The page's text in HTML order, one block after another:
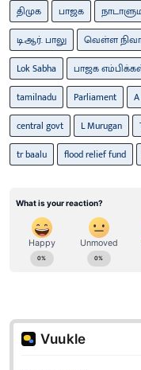
திமுக பாஜக
டி.ஆர். பாலு
வெள்ள
Lok Sabha
பாஜக
tamilnadu
Parliament
central govt
L Murugan
tr baalu
flood relief fund